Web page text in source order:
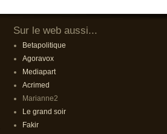
Sur le web aussi...
Betapolitique
Agoravox
Mediapart
Acrimed
Marianne2
Le grand soir
Fakir